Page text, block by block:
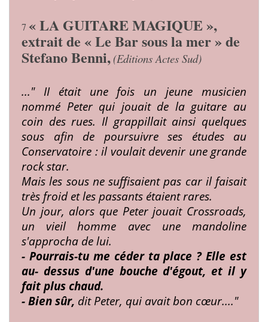
7 « LA GUITARE MAGIQUE »,
extrait de « Le Bar sous la mer » de
Stefano Benni,(Editions Actes Sud)
..." II était une fois un jeune musicien
nommé Peter qui jouait de la guitare au
coin des rues. Il grap­pillait ainsi quelques
sous afin de poursuivre ses études au
Conservatoire : il voulait devenir une grande
rock star.
Mais les sous ne suffisaient pas car il faisait
très froid et les passants étaient rares.
Un jour, alors que Peter jouait Crossroads,
un vieil homme avec une mandoline
s'approcha de lui.
- Pourrais-tu me céder ta place ? Elle est
au- dessus d'une bouche d'égout, et il y
fait plus chaud.
- Bien sûr, dit Peter, qui avait bon cœur...."